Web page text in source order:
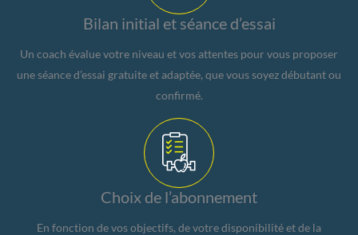
Bilan initial et séance d’essai
Un coach évalue votre niveau et vos attentes pour vous proposer
une séance d’essai gratuite et adaptée, que vous soyez débutant ou
confirmé.
Choix de l’abonnement
En fonction de vos objectifs, de votre disponibilité et de la